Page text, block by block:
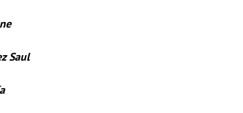
Moenne
Saul
Echeverría